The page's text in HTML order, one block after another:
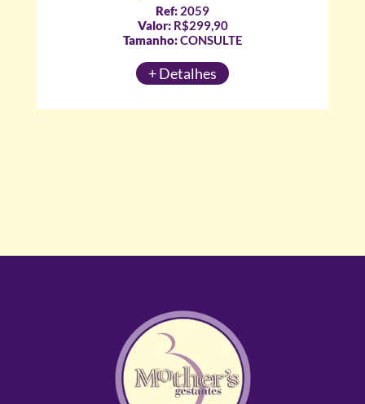
Ref: 2059
Valor:R$299,90
Tamanho:CONSULTE
+ Detalhes